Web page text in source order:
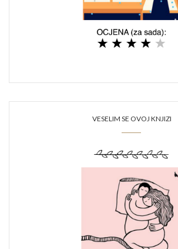
VESELIM SE OVOJ KNJIZI